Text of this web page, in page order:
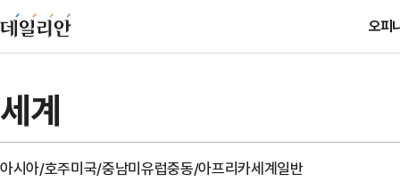
오피
세계
아시아/호주미국/중남미유럽중동/아프리카세계일반